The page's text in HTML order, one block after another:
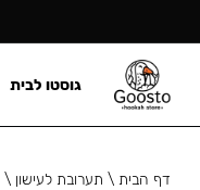
דף הבית\ תערובת לעישון \
גוסטו לבית